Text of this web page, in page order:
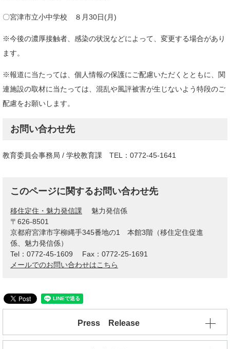
〇宮津市立小中学校 ８月30日(月)
※今後の濃厚接触者、感染の状況などによって、変更する場合があり
ます。
※報道に当たっては、個人情報の保護にご配慮いただくとともに、関
連施設の取材に当たっては、混乱や風評被害が生じないよう特段のご
配慮をお願いします。
お問い合わせ先
教育委員会事務局 / 学校教育課 TEL：0772-45-1641
このページに関するお問い合わせ先
移住定住・魅力発信課
魅力発信係
〒626-8501
京都府宮津市字柳縄手345番地の1 本館3階（移住定住促進
係、魅力発信係）
Tel：0772-45-1609
Fax：0772-25-1691
メールでのお問い合わせはこちら
Press Release